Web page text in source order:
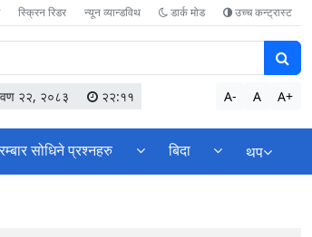
स्क्रिन रिडर न्यून व्यान्डविथ डार्क मोड उच्च कन्ट्रास्ट
२२, २०८३ २२:११ A- A A+
सोधिने प्रश्नहरु बिदा थप